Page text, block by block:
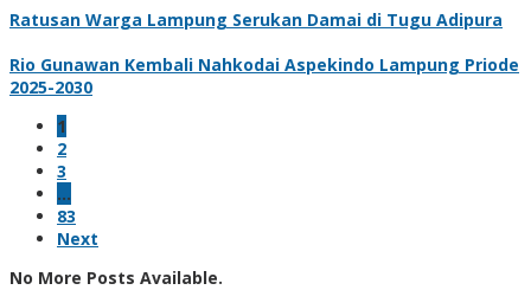
Ratusan Warga Lampung Serukan Damai di Tugu Adipura
Rio Gunawan Kembali Nahkodai Aspekindo Lampung Priode
2025-2030
1
2
3
…
83
Next
No More Posts Available.